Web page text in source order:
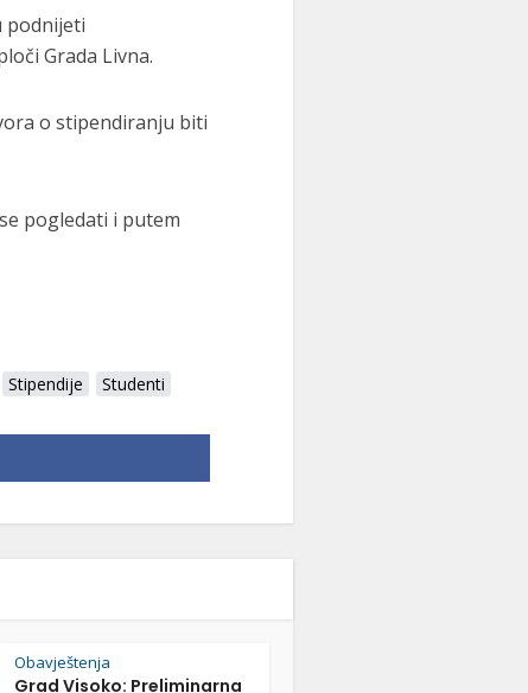
podnijeti
Grada Livna.
o stipendiranju biti
pogledati i putem
Stipendije Studenti
Obavještenja
Grad Visoko: Preliminarna